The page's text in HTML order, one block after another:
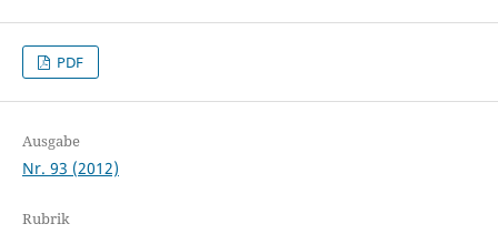
PDF
Ausgabe
Nr. 93 (2012)
Rubrik